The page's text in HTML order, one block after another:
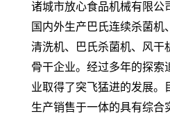
诸城市放心食品机械有限公
国内外生产巴氏连续杀菌
清洗机、巴氏杀菌机、风干
骨干企业。经过多年的探索
业取得了突飞猛进的发展。
生产销售于一体的具有综合